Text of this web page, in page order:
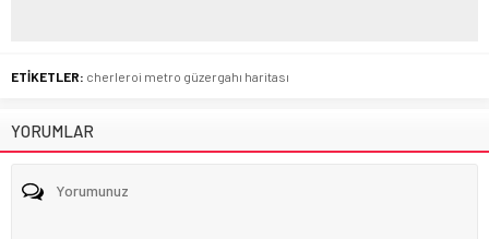
ETİKETLER: cherleroi metro güzergahı haritası
YORUMLAR